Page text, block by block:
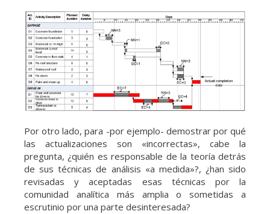
Por otro lado, para -por ejemplo- demostrar por qué
las actualizaciones son «incorrectas», cabe la
pregunta, ¿quién es responsable de la teoría detrás
de sus técnicas de análisis «a medida»?, ¿han sido
revisadas y aceptadas esas técnicas por la
comunidad analítica más amplia o sometidas a
escrutinio por una parte desinteresada?